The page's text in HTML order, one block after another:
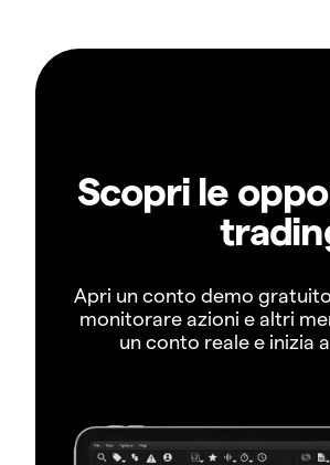
Scopri le
Apri un conto demo
monitorare azioni e altri
un conto reale e inizia